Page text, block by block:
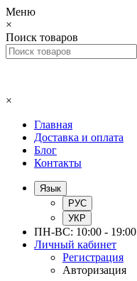
Меню
×
Поиск товаров
×
Главная
Доставка и оплата
Блог
Контакты
Язык
РУС
УКР
ПН-ВС: 10:00 - 19:00
Личный кабинет
Регистрация
Авторизация